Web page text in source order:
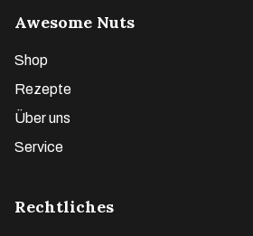
Awesome Nuts
Shop
Rezepte
Über uns
Service
Rechtliches